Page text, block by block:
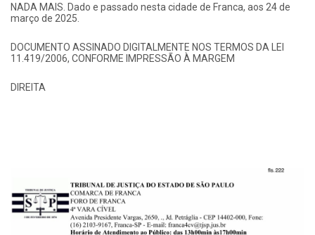
NADA MAIS. Dado e passado nesta cidade de Franca, aos 24 de
março de 2025.
DOCUMENTO ASSINADO DIGITALMENTE NOS TERMOS DA LEI
11.419/2006, CONFORME IMPRESSÃO À MARGEM
DIREITA